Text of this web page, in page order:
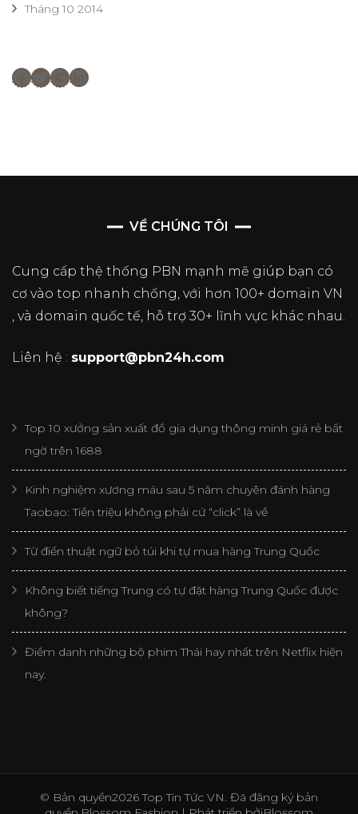
Tháng 10 2014
Facebook
Twitter
Google
LinkedIn
VỀ CHÚNG TÔI
Cung cấp thệ thống PBN mạnh mẽ giúp bạn có
cơ vào top nhanh chống, với hơn 100+ domain VN
, và domain quốc tế, hỗ trợ 30+ lĩnh vực khác nhau.
Liên hệ : support@pbn24h.com
Top 10 xưởng sản xuất đồ gia dụng thông minh giá rẻ bất
ngờ trên 1688
Kinh nghiệm xương máu sau 5 năm chuyên đánh hàng
Taobao: Tiền triệu không phải cứ “click” là về
Từ điển thuật ngữ bỏ túi khi tự mua hàng Trung Quốc
Không biết tiếng Trung có tự đặt hàng Trung Quốc được
không?
Điểm danh những bộ phim Thái hay nhất trên Netflix hiện
nay.
© Bản quyền2026Top Tin Tức VN . Đã đăng ký bản